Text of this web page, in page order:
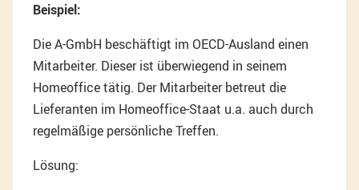
Beispiel:
Die A-GmbH beschäftigt im OECD-Ausland einen
Mitarbeiter. Dieser ist überwiegend in seinem
Homeoffice tätig. Der Mitarbeiter betreut die
Lieferanten im Homeoffice-Staat u.a. auch durch
regelmäßige persönliche Treffen.
Lösung: